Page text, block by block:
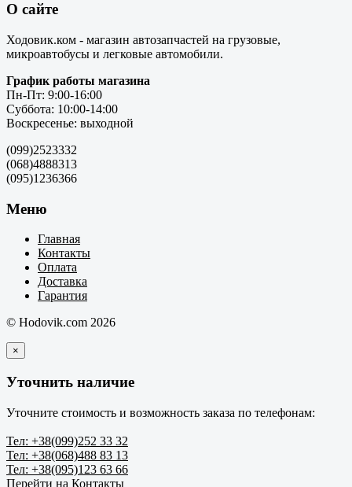
О сайте
Ходовик.ком - магазин автозапчастей на грузовые,
микроавтобусы и легковые автомобили.
График работы магазина
Пн-Пт: 9:00-16:00
Суббота: 10:00-14:00
Воскресенье: выходной
(099)2523332
(068)4888313
(095)1236366
Меню
Главная
Контакты
Оплата
Доставка
Гарантия
© Hodovik.com 2026
×
Уточнить наличие
Уточните стоимость и возможность заказа по телефонам:
Тел: +38(099)252 33 32
Тел: +38(068)488 83 13
Тел: +38(095)123 63 66
Перейти на Контакты